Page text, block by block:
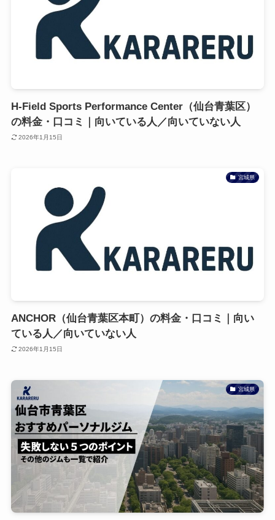
H-Field Sports Performance Center（仙台青葉区）
の料金・口コミ｜向いている人／向いていない人
2026年1月15日
宮城県
ANCHOR（仙台青葉区本町）の料金・口コミ｜向い
ている人／向いていない人
2026年1月15日
宮城県